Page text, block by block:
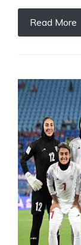
Read More